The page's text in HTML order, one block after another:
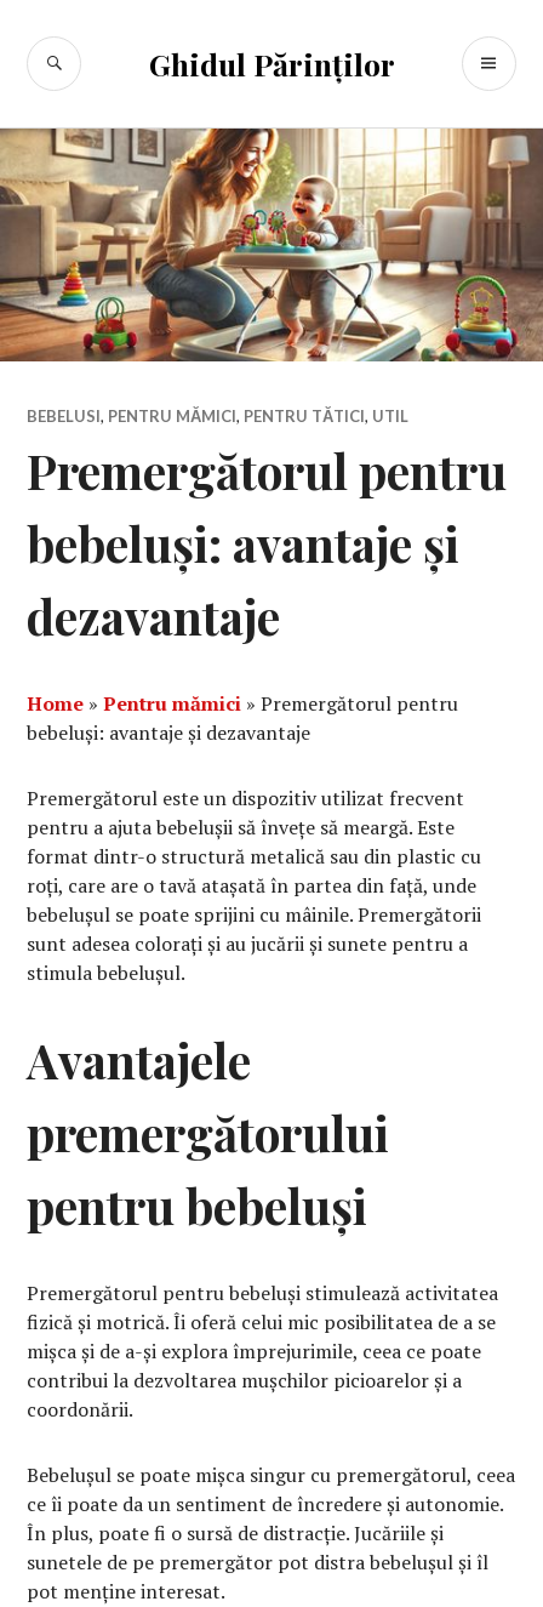
conținut
Ghidul Părinților
CĂUTARE
BEBELUSI, PENTRU MĂMICI, PENTRU TĂTICI, UTIL
Premergătorul pentru
bebeluși: avantaje și
dezavantaje
Home »Pentru mămici »Premergătorul pentru
bebeluși: avantaje și dezavantaje
Premergătorul este un dispozitiv utilizat frecvent
pentru a ajuta bebelușii să învețe să meargă. Este
format dintr-o structură metalică sau din plastic cu
roți, care are o tavă atașată în partea din față, unde
bebelușul se poate sprijini cu mâinile. Premergătorii
sunt adesea colorați și au jucării și sunete pentru a
stimula bebelușul.
Avantajele
premergătorului
pentru bebeluși
Premergătorul pentru bebeluși stimulează activitatea
fizică și motrică. Îi oferă celui mic posibilitatea de a se
mișca și de a-și explora împrejurimile, ceea ce poate
contribui la dezvoltarea mușchilor picioarelor și a
coordonării.
Bebelușul se poate mișca singur cu premergătorul, ceea
ce îi poate da un sentiment de încredere și autonomie.
În plus, poate fi o sursă de distracție. Jucăriile și
sunetele de pe premergător pot distra bebelușul și îl
pot menține interesat.